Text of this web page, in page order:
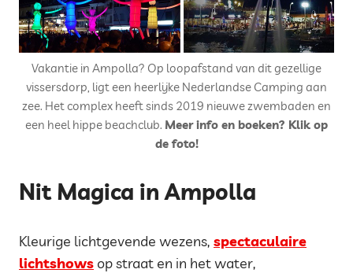
Vakantie in Ampolla? Op loopafstand van dit gezellige
vissersdorp, ligt een heerlijke Nederlandse Camping aan
zee. Het complex heeft sinds 2019 nieuwe zwembaden en
een heel hippe beachclub. Meer info en boeken? Klik op
de foto!
Nit Magica in Ampolla
Kleurige lichtgevende wezens, spectaculaire
lichtshows op straat en in het water,